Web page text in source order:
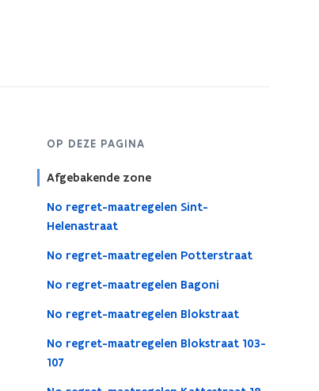
OP DEZE PAGINA
Afgebakende zone
No regret-maatregelen Sint-
Helenastraat
No regret-maatregelen Potterstraat
No regret-maatregelen Bagoni
No regret-maatregelen Blokstraat
No regret-maatregelen Blokstraat 103-
107